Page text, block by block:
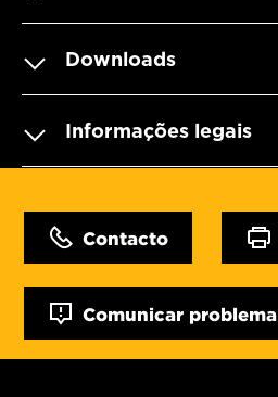
Downloads
Informações legais
Contacto
Comunicar problema